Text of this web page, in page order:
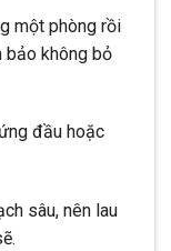
một phòng rồi
bảo không bỏ
đầu hoặc
sâu, nên lau